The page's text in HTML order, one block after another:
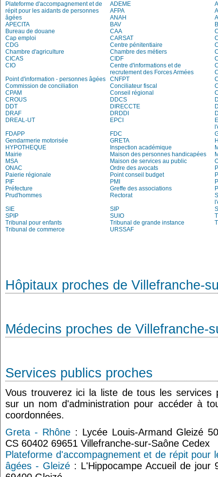
Plateforme d'accompagnement et de
répit pour les aidants de personnes
âgées
ADEME
AFPA
ANAH
APECITA
BAV
Bureau de douane
CAA
Cap emploi
CARSAT
CDG
Centre pénitentiaire
Chambre d'agriculture
Chambre des métiers
CICAS
CIDF
CIO
Centre d'informations et de
recrutement des Forces Armées
Point d'information - personnes âgées
CNFPT
Commission de conciliation
Conciliateur fiscal
CPAM
Conseil régional
CROUS
DDCS
DDT
DIRECCTE
DRAF
DRDDI
DREAL-UT
EPCI
FDAPP
FDC
Gendarmerie motorisée
GRETA
HYPOTHEQUE
Inspection académique
Mairie
Maison des personnes handicapées
MSA
Maison de services au public
ONAC
Ordre des avocats
Paierie régionale
Point conseil budget
PIF
PMI
Préfecture
Greffe des associations
Prud'hommes
Rectorat
SIE
SIP
SPIP
SUIO
Tribunal pour enfants
Tribunal de grande instance
Tribunal de commerce
URSSAF
Hôpitaux proches de Villefranche-
Médecins proches de Villefranche-
Services publics proches
Vous trouverez ici la liste de tous les services
sur un nom d'administration pour accéder à
coordonnées.
Greta - Rhône: Lycée Louis-Armand Gleizé
CS 60402 69651 Villefranche-sur-Saône Cedex
Plateforme d'accompagnement et de répit pour
âgées - Gleizé : L'Hippocampe Accueil de jour